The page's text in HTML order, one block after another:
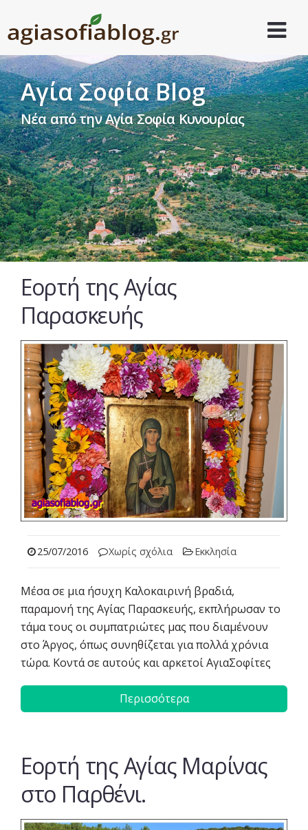
Αγία Σοφία Blog
Νέα από την Αγία Σοφία Κυνουρίας
Εορτή της Αγίας
Παρασκευής
25/07/2016 Χωρίς σχόλια Εκκλησία
Μέσα σε μια ήσυχη Καλοκαιρινή βραδιά,
παραμονή της Αγίας Παρασκευής, εκπλήρωσαν το
τάμα τους οι συμπατριώτες μας που διαμένουν
στο Άργος, όπως συνηθίζεται για πολλά χρόνια
τώρα. Κοντά σε αυτούς και αρκετοί ΑγιαΣοφίτες
Περισσότερα
Εορτή της Αγίας Μαρίνας
στο Παρθένι.